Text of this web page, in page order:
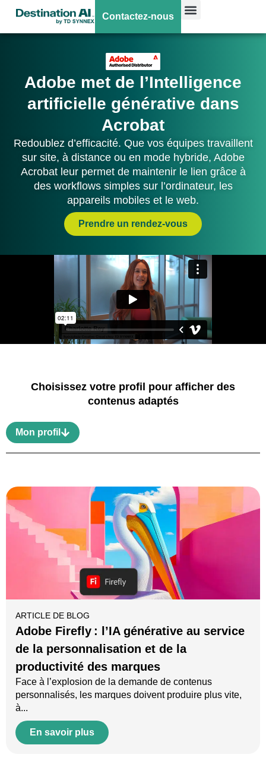
Contactez-nous
Adobe met de l’Intelligence
artificielle générative dans
Acrobat
Redoublez d’efficacité. Que vos équipes travaillent
sur site, à distance ou en mode hybride, Adobe
Acrobat leur permet de maintenir le lien grâce à
des workflows simples sur l’ordinateur, les
appareils mobiles et le web.
Prendre un rendez-vous
Choisissez votre profil pour afficher des
contenus adaptés
Mon profil
ARTICLE DE BLOG
Adobe Firefly : l’IA générative au service
de la personnalisation et de la
productivité des marques
Face à l’explosion de la demande de contenus
personnalisés, les marques doivent produire plus vite,
à...
En savoir plus